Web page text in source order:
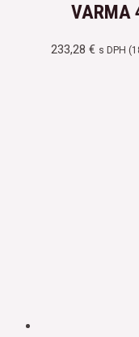
VARMA
233,28€ s DPH (